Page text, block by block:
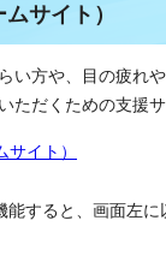
サイト）
い方や、目の疲れ
ただくための支援サ
イト）
能すると、画面左